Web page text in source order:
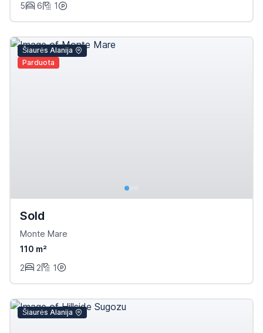
5
6 1
Šiaurės Alanija
Parduota
Sold
Monte Mare
110 m²
2
2 1
Šiaurės Alanija